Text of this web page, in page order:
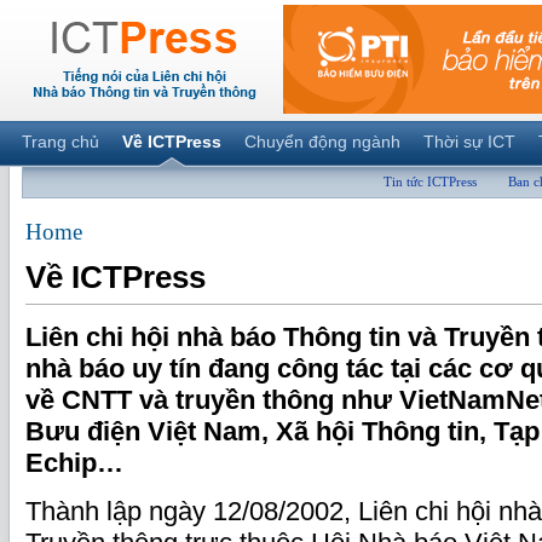
Trang chủ Về ICTPress Chuyển động ngành Thời sự ICT
Tin tức ICTPress Ban
Home
Về ICTPress
Liên chi hội nhà báo Thông tin và
nhà báo uy tín đang công tác tại các cơ
về CNTT và truyền thông như
Bưu điện Việt Nam, Xã hội Thông tin,
Echip…
Thành lập ngày 12/08/2002, Liên chi hội